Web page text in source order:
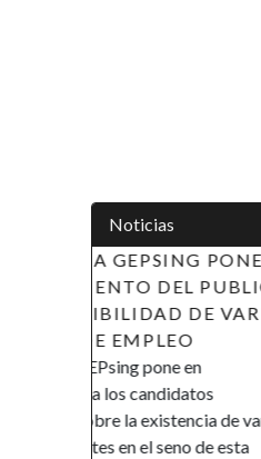
Noticias
APOYO A LAS
LA MUJER EN
ECUATORIAL
DE
AVISO DE
Gobierno de la
Ecuatorial en el
promover la inclusión